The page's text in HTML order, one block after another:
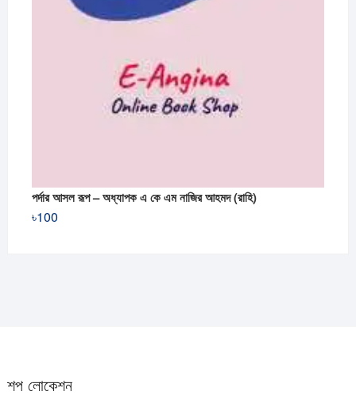
পর্দার আসল রূপ – অধ্যাপক এ কে এম নাজির আহমদ (রাহি)
৳100
শপ লোকেশন